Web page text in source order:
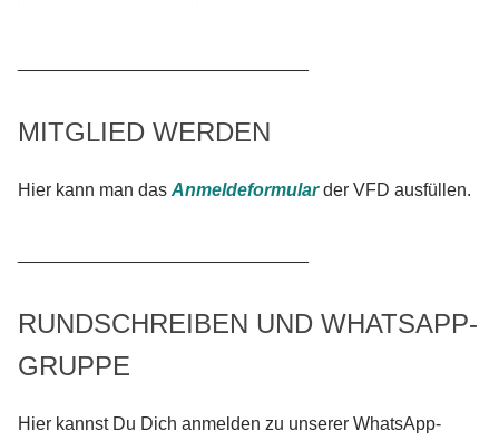
MITGLIED WERDEN
Hier kann man das Anmeldeformularder VFD ausfüllen.
RUNDSCHREIBEN UND WHATSAPP-
GRUPPE
Hier kannst Du Dich anmelden zu unserer WhatsApp-